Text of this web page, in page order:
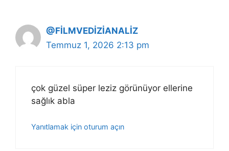
@FİLMVEDİZİANALİZ
Temmuz 1, 2026 2:13 pm
çok güzel süper leziz görünüyor ellerine
sağlık abla
Yanıtlamak için oturum açın